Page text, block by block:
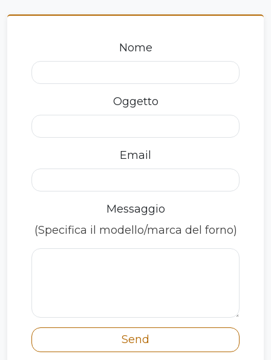
Nome
Oggetto
Email
Messaggio
(Specifica il modello/marca del forno)
Send